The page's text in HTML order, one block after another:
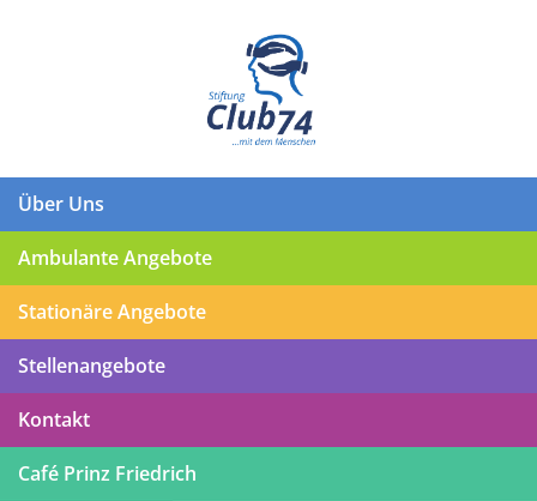
Über Uns
Ambulante Angebote
Stationäre Angebote
Stellenangebote
Kontakt
Café Prinz Friedrich